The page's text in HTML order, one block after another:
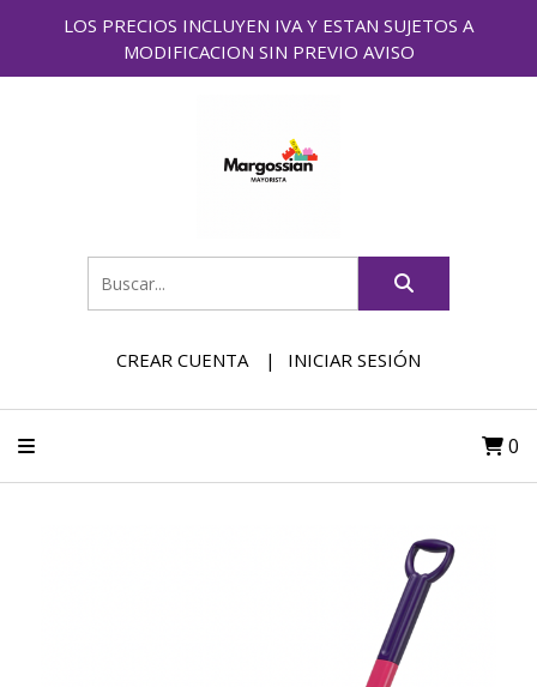
LOS PRECIOS INCLUYEN IVA Y ESTAN SUJETOS A
MODIFICACION SIN PREVIO AVISO
CREAR CUENTA INICIAR SESIÓN
0